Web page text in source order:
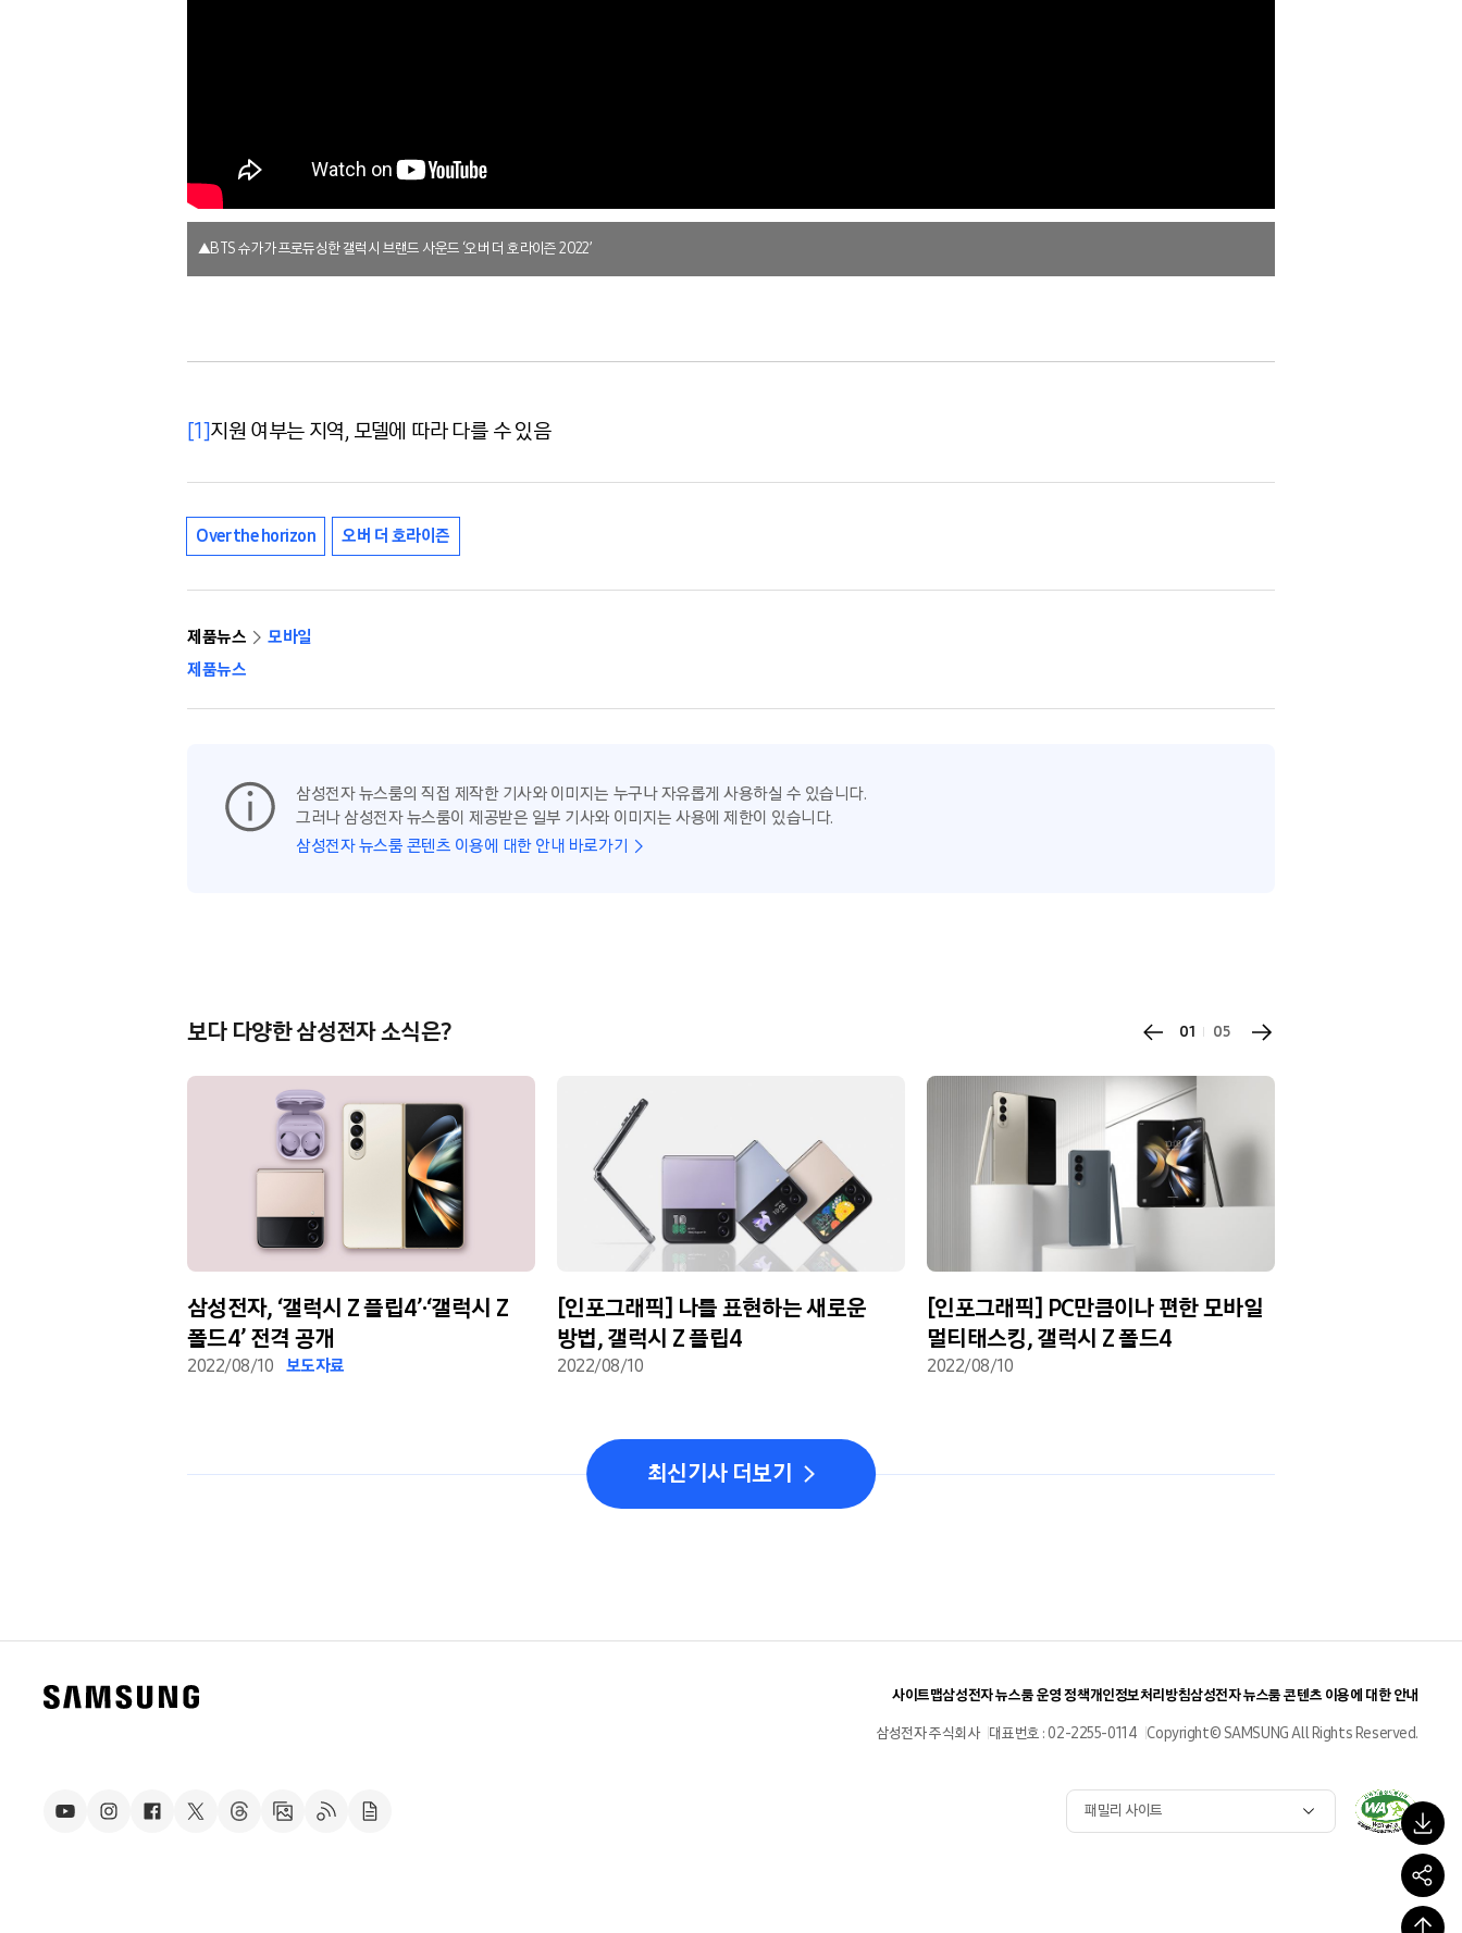
▲BTS 슈가가 프로듀싱한 갤럭시 브랜드 사운드 ‘오버 더 호라이즌 2022’
[1]지원 여부는 지역, 모델에 따라 다를 수 있음
Over the horizon 오버 더 호라이즌
제품뉴스
모바일
제품뉴스
삼성전자 뉴스룸의 직접 제작한 기사와 이미지는 누구나 자유롭게 사용하실 수 있습니다.
그러나 삼성전자 뉴스룸이 제공받은 일부 기사와 이미지는 사용에 제한이 있습니다.
삼성전자 뉴스룸 콘텐츠 이용에 대한 안내 바로가기
보다 다양한 삼성전자 소식은?
삼성전자, ‘갤럭시 Z 플립4’·‘갤럭시 Z
폴드4’ 전격 공개
2022/08/10 보도자료
[인포그래픽] 나를 표현하는 새로운
방법, 갤럭시 Z 플립4
2022/08/10
[인포그래픽] PC만큼이나 편한 모바일
멀티태스킹, 갤럭시 Z 폴드4
2022/08/10
01 05
최신기사 더보기
사이트맵삼성전자 뉴스룸 운영 정책개인정보처리방침삼성전자 뉴스룸 콘텐츠 이용에 대한 안내
삼성전자 주식회사 대표번호 : 02-2255-0114 Copyright© SAMSUNG All Rights Reserved.
패밀리 사이트